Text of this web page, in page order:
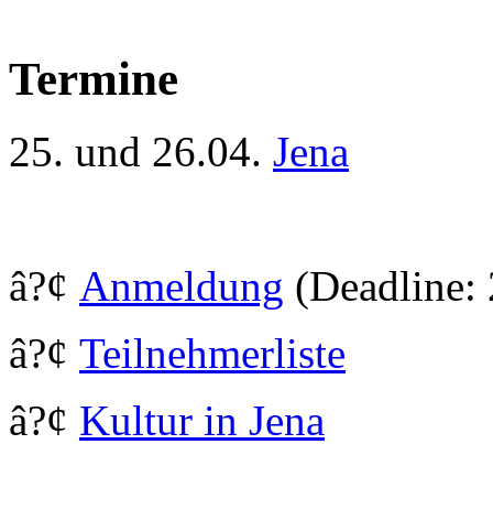
Termine
25. und 26.04. Jena
â?¢ Anmeldung
â?¢ Teilnehmerliste
â?¢ Kultur in Jena